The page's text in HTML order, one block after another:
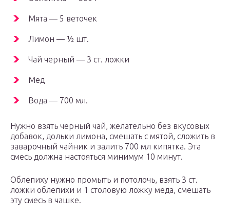
Мята — 5 веточек
Лимон — ½ шт.
Чай черный — 3 ст. ложки
Мед
Вода — 700 мл.
Нужно взять черный чай, желательно без вкусовых
добавок, дольки лимона, смешать с мятой, сложить в
заварочный чайник и залить 700 мл кипятка. Эта
смесь должна настояться минимум 10 минут.
Облепиху нужно промыть и потолочь, взять 3 ст.
ложки облепихи и 1 столовую ложку меда, смешать
эту смесь в чашке.